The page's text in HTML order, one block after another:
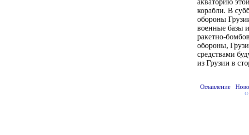
акваторию
корабли. В
обороны
военные базы
ракетно-
обороны,
средствами
из Грузии в
©